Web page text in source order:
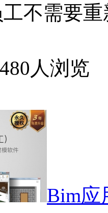
不需要
人浏览
Bim应